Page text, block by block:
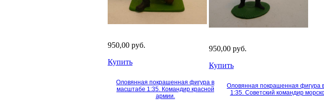
950,00 руб.
Купить
950,00 руб.
Купить
Оловянная покрашенная фигура в
масштабе 1:35. Командир красной
армии.
Оловянная покрашенная фигура
1:35. Советский командир